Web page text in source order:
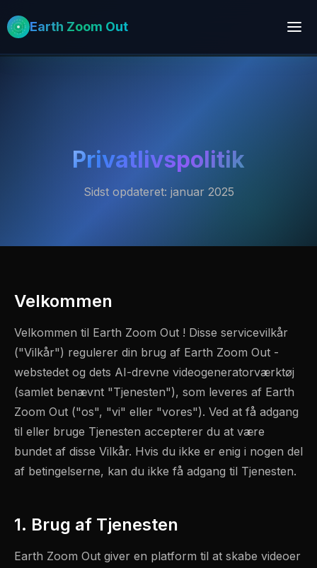
Earth Zoom Out
Privatlivspolitik
Sidst opdateret: januar 2025
Velkommen
Velkommen til Earth Zoom Out ! Disse servicevilkår
("Vilkår") regulerer din brug af Earth Zoom Out -
webstedet og dets AI-drevne videogeneratorværktøj
(samlet benævnt "Tjenesten"), som leveres af Earth
Zoom Out ("os", "vi" eller "vores"). Ved at få adgang
til eller bruge Tjenesten accepterer du at være
bundet af disse Vilkår. Hvis du ikke er enig i nogen del
af betingelserne, kan du ikke få adgang til Tjenesten.
1. Brug af Tjenesten
Earth Zoom Out giver en platform til at skabe videoer